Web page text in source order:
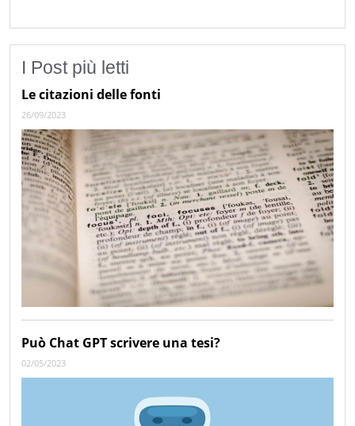
I Post più letti
Le citazioni delle fonti
26/09/2023
Può Chat GPT scrivere una tesi?
02/05/2023